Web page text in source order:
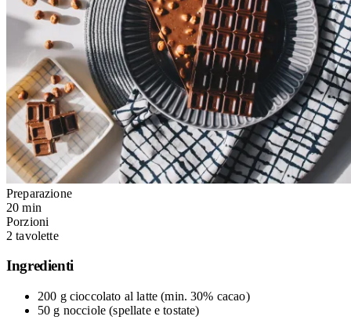
Preparazione
20 min
Porzioni
2 tavolette
Ingredienti
200 g cioccolato al latte (min. 30% cacao)
50 g nocciole (spellate e tostate)